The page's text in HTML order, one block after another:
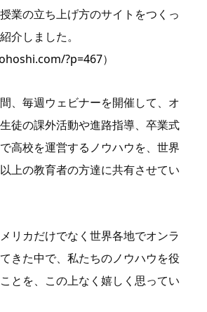
業の立ち上げ方のサイトをつくっ
介しました。
?p=467）
、毎週ウェビナーを開催して、オ
徒の課外活動や進路指導、卒業式
高校を運営するノウハウを、世界
上の教育者の方達に共有させてい
リカだけでなく世界各地でオンラ
きた中で、私たちのノウハウを役
とを、この上なく嬉しく思ってい